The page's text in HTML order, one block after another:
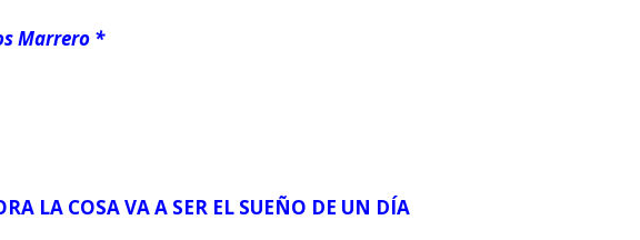
Marrero *
LA COSA VA A SER EL SUEÑO DE UN DÍA